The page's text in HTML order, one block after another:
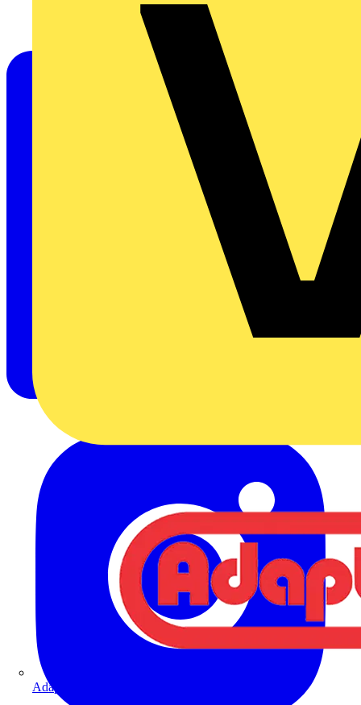
Adaptaflex